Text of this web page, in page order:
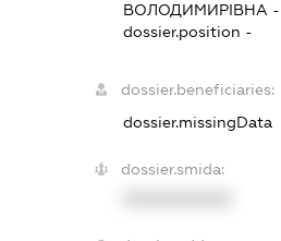
ВОЛОДИМИРІВНА -
dossier.position -
dossier.beneficiaries:
dossier.missingData
dossier.smida: